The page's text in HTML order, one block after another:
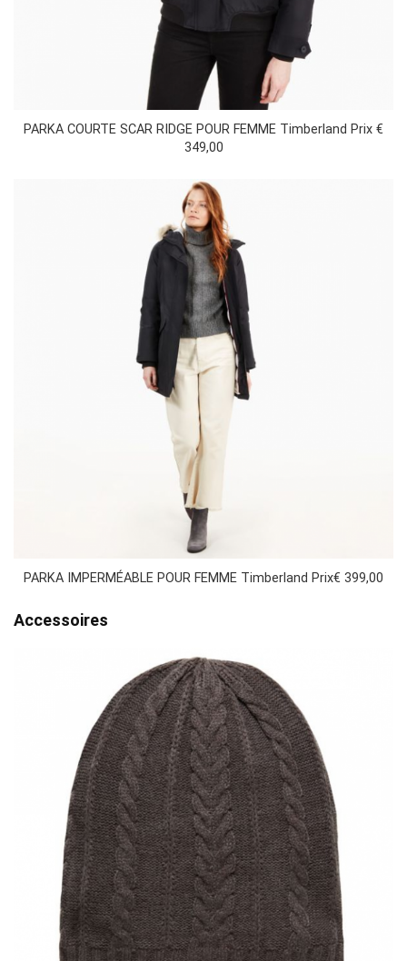
PARKA COURTE SCAR RIDGE POUR FEMME Timberland Prix €
349,00
PARKA IMPERMÉABLE POUR FEMME Timberland Prix€ 399,00
Accessoires